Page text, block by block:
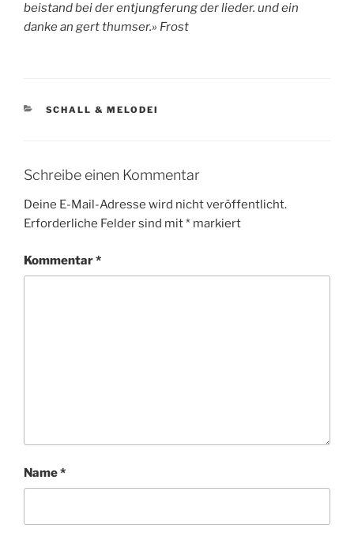
beistandbei der entjungferung der lieder. und ein
danke an gert thumser.» Frost
KATEGORIEN
SCHALL & MELODEI
Schreibe einen Kommentar
Deine E-Mail-Adresse wird nicht veröffentlicht.
Erforderliche Felder sind mit* markiert
Kommentar*
Name*